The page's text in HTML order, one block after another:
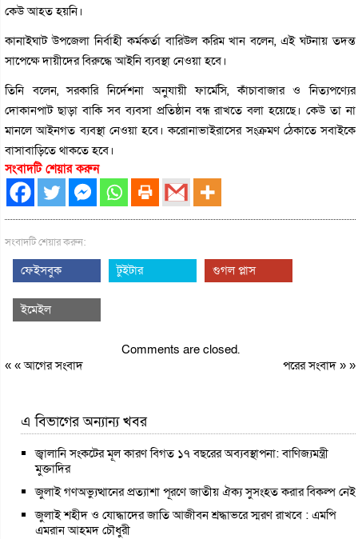
কেউ আহত হয়নি।
কানাইঘাট উপজেলা নির্বাহী কর্মকর্তা বারিউল করিম খান বলেন, এই ঘটনায় তদন্ত
সাপেক্ষে দায়ীদের বিরুদ্ধে আইনি ব্যবস্থা নেওয়া হবে।
তিনি বলেন, সরকারি নির্দেশনা অনুযায়ী ফার্মেসি, কাঁচাবাজার ও নিত্যপণ্যের
দোকানপাট ছাড়া বাকি সব ব্যবসা প্রতিষ্ঠান বন্ধ রাখতে বলা হয়েছে। কেউ তা না
মানলে আইনগত ব্যবস্থা নেওয়া হবে। করোনাভাইরাসের সংক্রমণ ঠেকাতে সবাইকে
বাসাবাড়িতে থাকতে হবে।
সংবাদটি শেয়ার করুন
সংবাদটি শেয়ার করুন:
ফেইসবুক টুইটার গুগল প্লাস
ইমেইল
Comments are closed.
« «আগের সংবাদ পরের সংবাদ» »
এ বিভাগের অন্যান্য খবর
জ্বালানি সংকটের মূল কারণ বিগত ১৭ বছরের অব্যবস্থাপনা: বাণিজ্যমন্ত্রী
মুক্তাদির
জুলাই গণঅভ্যুত্থানের প্রত্যাশা পূরণে জাতীয় ঐক্য সুসংহত করার বিকল্প নেই
জুলাই শহীদ ও যোদ্ধাদের জাতি আজীবন শ্রদ্ধাভরে স্মরণ রাখবে : এমপি
এমরান আহমদ চৌধুরী